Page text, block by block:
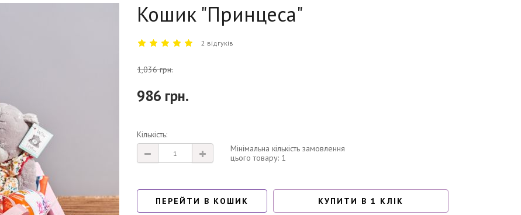
Кошик "Принцеса"
2 відгуків
1,036 грн.
986 грн.
Кількість:
Мінімальна кількість замовлення
цього товару: 1
ПЕРЕЙТИ В КОШИК КУПИТИ В 1 КЛІК